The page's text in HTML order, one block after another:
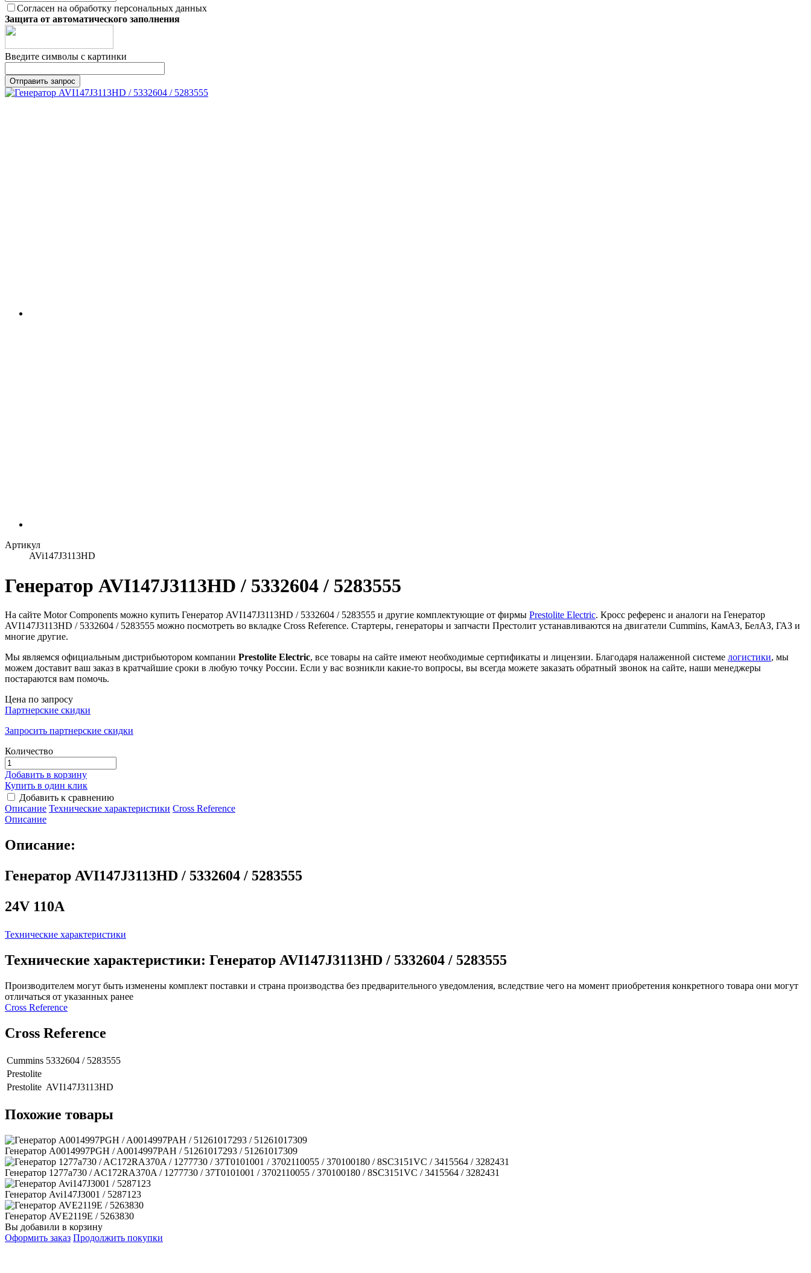
Согласен на обработку персональных данных
Защита от автоматического заполнения
Введите символы с картинки
Артикул
AVi147J3113HD
Генератор AVI147J3113HD / 5332604 / 5283555
На сайте Motor Components можно купить Генератор AVI147J3113HD / 5332604 / 5283555 и другие комплектующие от фирмы Prestolite Electric. Кросс референс и аналоги на Генератор
AVI147J3113HD / 5332604 / 5283555 можно посмотреть во вкладке Cross Reference. Стартеры, генераторы и запчасти Престолит устанавливаются на двигатели Cummins, КамАЗ, БелАЗ, ГАЗ и
многие другие.
Мы являемся официальным дистрибьютором компании Prestolite Electric, все товары на сайте имеют необходимые сертификаты и лицензии. Благодаря налаженной системе логистики, мы
можем доставит ваш заказ в кратчайшие сроки в любую точку России. Если у вас возникли какие-то вопросы, вы всегда можете заказать обратный звонок на сайте, наши менеджеры
постараются вам помочь.
Цена по запросу
Партнерские скидки
Запросить партнерские скидки
Количество
Добавить в корзину
Купить в один клик
Добавить к сравнению
Описание Технические характеристики Сross Reference
Описание
Описание:
Генератор AVI147J3113HD / 5332604 / 5283555
24V 110A
Технические характеристики
Технические характеристики: Генератор AVI147J3113HD / 5332604 / 5283555
Производителем могут быть изменены комплект поставки и страна производства без предварительного уведомления, вследствие чего на момент приобретения конкретного товара они могут
отличаться от указанных ранее
Сross Reference
Сross Reference
Cummins 5332604 / 5283555
Prestolite
Prestolite AVI147J3113HD
Похожие товары
Генератор A0014997PGH / A0014997PAH / 51261017293 / 51261017309
Генератор 1277a730 / AC172RA370A / 1277730 / 37T0101001 / 3702110055 / 370100180 / 8SC3151VC / 3415564 / 3282431
Генератор Avi147J3001 / 5287123
Генератор AVE2119E / 5263830
Вы добавили в корзину
Оформить заказ Продолжить покупки